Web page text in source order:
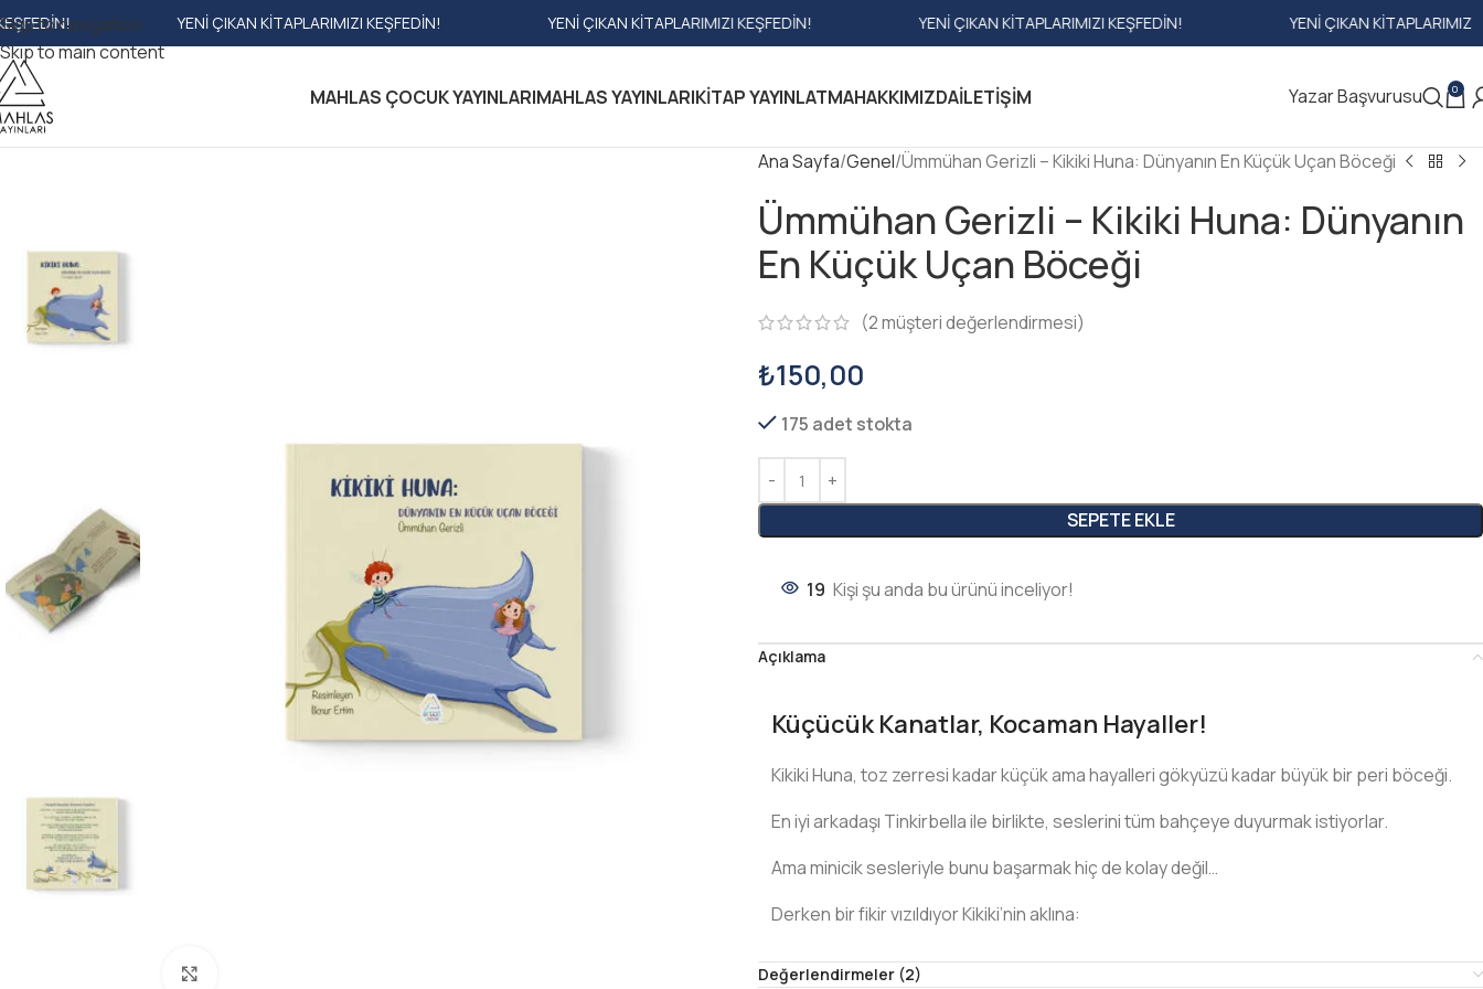
Skip to navigation
Skip to main content
YENI ÇIKAN KITAPLARIMIZI KEŞFEDIN! YENI ÇIKAN KITAPLARIMIZI KEŞFEDIN! YENI ÇIKAN KITAPLARIMIZI KEŞFEDIN! YENI ÇIKAN KITAPLARIMIZI KEŞFEDIN!
MAHLAS ÇOCUK YAYINLARIMAHLAS YAYINLARIKITAP YAYINLATMAHAKKIMIZDAİLETIŞIM Yazar Başvurusu 0
Ana Sayfa Genel Ümmühan Gerizli – Kikiki Huna: Dünyanın En Küçük Uçan Böceği
Ümmühan Gerizli – Kikiki Huna: Dünyanın
En Küçük Uçan Böceği
(2müşteri değerlendirmesi)
₺150,00
175 adet stokta
SEPETE EKLE
19 Kişi şu anda bu ürünü inceliyor!
Açıklama
Küçücük Kanatlar, Kocaman Hayaller!
Kikiki Huna, toz zerresi kadar küçük ama hayalleri gökyüzü kadar büyük bir peri böceği.
En iyi arkadaşı Tinkirbella ile birlikte, seslerini tüm bahçeye duyurmak istiyorlar.
Ama minicik sesleriyle bunu başarmak hiç de kolay değil…
Derken bir fikir vızıldıyor Kikiki’nin aklına:
Bir orkestra kurmak!
Değerlendirmeler (2)